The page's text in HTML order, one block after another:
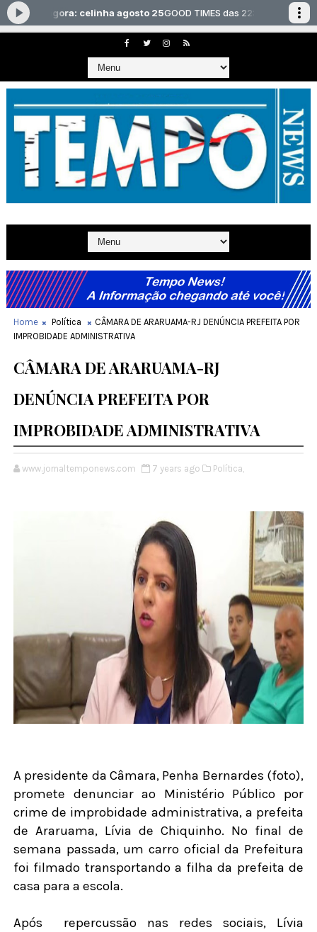
Home Política
CÂMARA DE ARARUAMA-RJ DENÚNCIA PREFEITA POR
IMPROBIDADE ADMINISTRATIVA
CÂMARA DE ARARUAMA-RJ
DENÚNCIA PREFEITA POR
IMPROBIDADE ADMINISTRATIVA
www.jornaltemponews.com 7 years ago Política,
A presidente da Câmara, Penha Bernardes (foto),
promete denunciar ao Ministério Público por
crime de improbidade administrativa, a prefeita
de Araruama, Lívia de Chiquinho. No final de
semana passada, um carro oficial da Prefeitura
foi filmado transportando a filha da prefeita de
casa para a escola.
Após
repercussão nas redes sociais, Lívia